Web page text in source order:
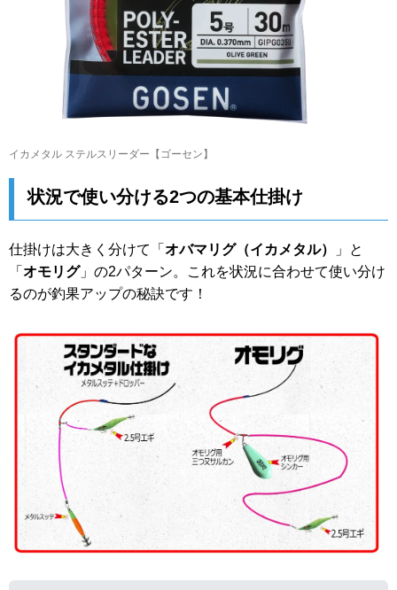
イカメタル ステルスリーダー【ゴーセン】
状況で使い分ける2つの基本仕掛け
仕掛けは大きく分けて「 オバマリグ（イカメタル）
」と
「 オモリグ」の2パターン。これを状況に合わせて使い分け
るのが釣果アップの秘訣です！